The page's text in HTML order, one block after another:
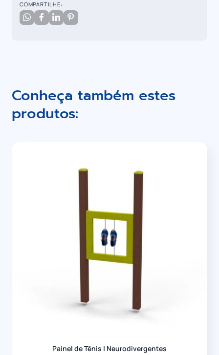
COMPARTILHE:
Conheça também estes
produtos:
Painel de Tênis | Neurodivergentes